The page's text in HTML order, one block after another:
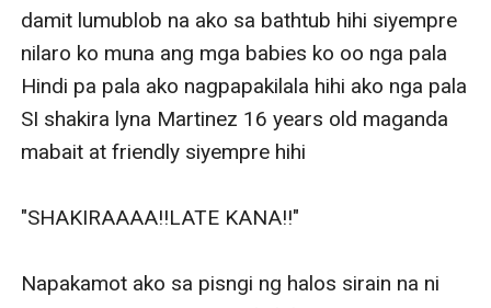
damit lumublob na ako sa bathtub hihi siyempre
nilaro ko muna ang mga babies ko oo nga pala
Hindi pa pala ako nagpapakilala hihi ako nga pala
SI shakira lyna Martinez 16 years old maganda
mabait at friendly siyempre hihi
"SHAKIRAAAA!!LATE KANA!!"
Napakamot ako sa pisngi ng halos sirain na ni